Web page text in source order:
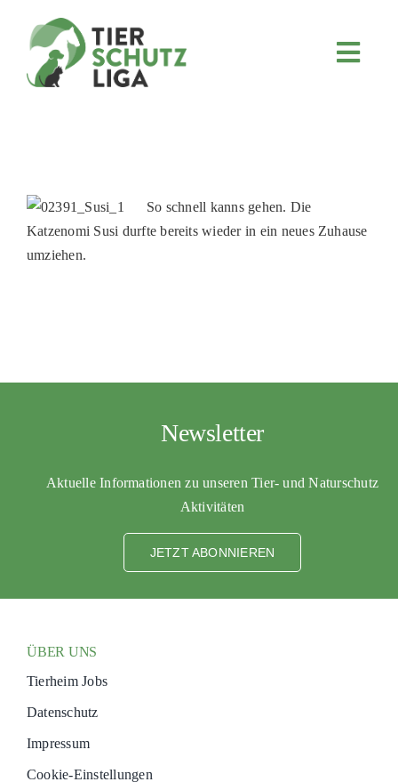
MITMACHEN
FÖRDERN & VERERBEN
TIERHEIME
So schnell kanns gehen. Die
Katzenomi Susi durfte bereits wieder in ein neues Zuhause
umziehen.
Newsletter
Aktuelle Informationen zu unseren Tier- und Naturschutz
Aktivitäten
JETZT ABONNIEREN
ÜBER UNS
Tierheim Jobs
Datenschutz
Impressum
Cookie-Einstellungen